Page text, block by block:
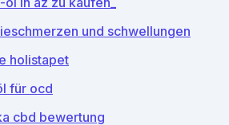
und schwellungen
holistapet
für ocd
cbd bewertung